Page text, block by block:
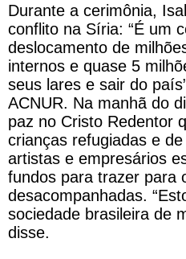
Durante a cerimônia,
conflito na Síria: “É um
deslocamento de
internos e quase 5
seus lares e sair do
ACNUR. Na manhã do
paz no Cristo Redentor
crianças refugiadas e
artistas e empresários
fundos para trazer para
desacompanhadas.
sociedade brasileira de
disse.